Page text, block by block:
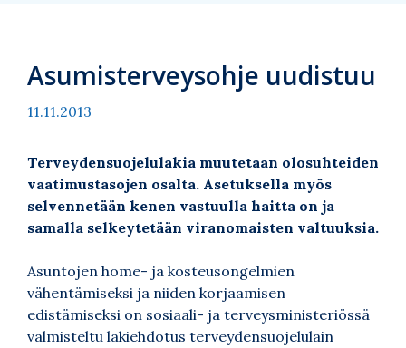
Asumisterveysohje uudistuu
11.11.2013
Terveydensuojelulakia muutetaan olosuhteiden
vaatimustasojen osalta. Asetuksella myös
selvennetään kenen vastuulla haitta on ja
samalla selkeytetään viranomaisten valtuuksia.
Asuntojen home- ja kosteusongelmien
vähentämiseksi ja niiden korjaamisen
edistämiseksi on sosiaali- ja terveysministeriössä
valmisteltu lakiehdotus terveydensuojelulain